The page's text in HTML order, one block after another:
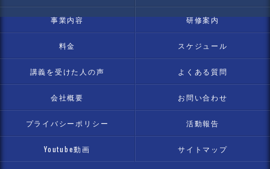
事業内容 研修案内
料金 スケジュール
講義を受けた人の声 よくある質問
会社概要 お問い合わせ
プライバシーポリシー 活動報告
Youtube動画 サイトマップ